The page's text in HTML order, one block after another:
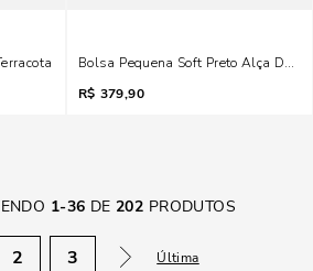
Bolsa Pequena Soft Preto Alça De
R$ 379,90
1-36 DE202 PRODUTOS
2 3 Última